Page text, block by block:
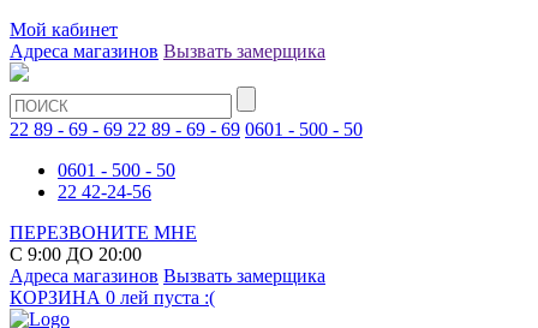
Мой кабинет
Адреса магазинов Вызвать замерщика
22 89 - 69 - 69 22 89 - 69 - 69 0601 - 500 - 50
0601 - 500 - 50
22 42-24-56
ПЕРЕЗВОНИТЕ МНЕ
С 9:00 ДО 20:00
Адреса магазинов Вызвать замерщика
КОРЗИНА 0 лей пуста :(